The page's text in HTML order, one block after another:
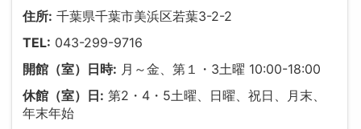
住所: 千葉県千葉市美浜区若葉3-2-2
TEL: 043-299-9716
開館（室）日時: 月～金、第１・3土曜 10:00-18:00
休館（室）日: 第2・4・5土曜、日曜、祝日、月末、
年末年始